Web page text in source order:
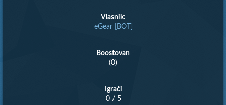
Vlasnik:
eGear [BOT]
Boostovan
(0)
Igrači
0 / 5